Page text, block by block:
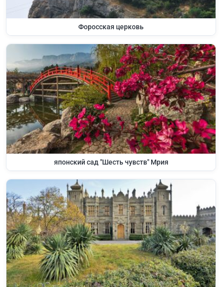
Форосская церковь
японский сад "Шесть чувств" Мрия